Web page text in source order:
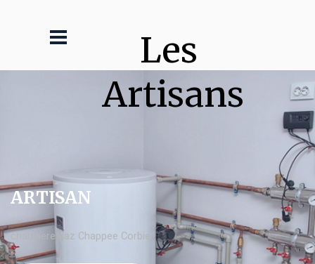
Les
Artisans
ARTISAN
chaudière gaz Chappee Corbie